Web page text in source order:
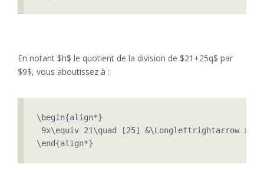
En notant $h$ le quotient de la division de $21+25q$ par
$9$, vous aboutissez à :
\begin{align*}
9x\equiv 21\quad [25] &\Longleftrightarrow
\end{align*}